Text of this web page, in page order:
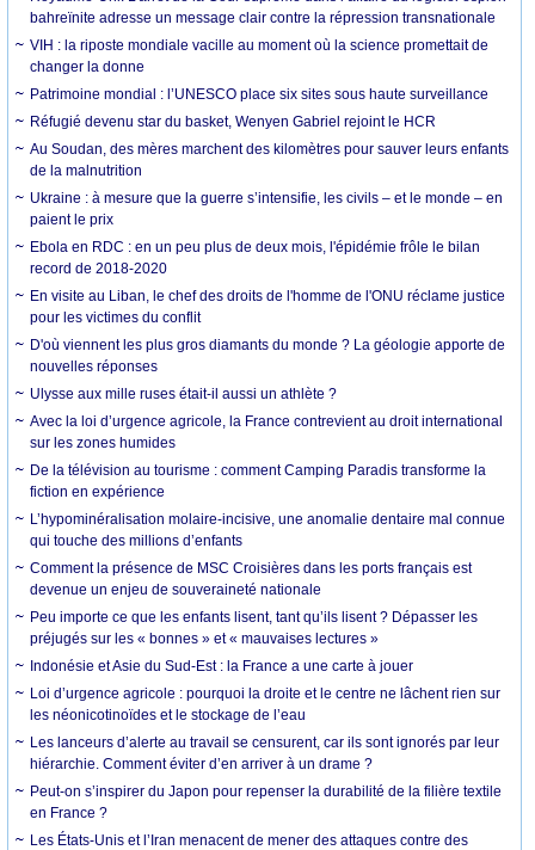
bahreïnite adresse un message clair contre la répression transnationale
VIH : la riposte mondiale vacille au moment où la science promettait de
changer la donne
Patrimoine mondial : l’UNESCO place six sites sous haute surveillance
Réfugié devenu star du basket, Wenyen Gabriel rejoint le HCR
Au Soudan, des mères marchent des kilomètres pour sauver leurs enfants
de la malnutrition
Ukraine : à mesure que la guerre s’intensifie, les civils – et le monde – en
paient le prix
Ebola en RDC : en un peu plus de deux mois, l'épidémie frôle le bilan
record de 2018-2020
En visite au Liban, le chef des droits de l'homme de l'ONU réclame justice
pour les victimes du conflit
D'où viennent les plus gros diamants du monde ? La géologie apporte de
nouvelles réponses
Ulysse aux mille ruses était-il aussi un athlète ?
Avec la loi d’urgence agricole, la France contrevient au droit international
sur les zones humides
De la télévision au tourisme : comment Camping Paradis transforme la
fiction en expérience
L’hypominéralisation molaire-incisive, une anomalie dentaire mal connue
qui touche des millions d’enfants
Comment la présence de MSC Croisières dans les ports français est
devenue un enjeu de souveraineté nationale
Peu importe ce que les enfants lisent, tant qu’ils lisent ? Dépasser les
préjugés sur les « bonnes » et « mauvaises lectures »
Indonésie et Asie du Sud-Est : la France a une carte à jouer
Loi d’urgence agricole : pourquoi la droite et le centre ne lâchent rien sur
les néonicotinoïdes et le stockage de l’eau
Les lanceurs d’alerte au travail se censurent, car ils sont ignorés par leur
hiérarchie. Comment éviter d’en arriver à un drame ?
Peut-on s’inspirer du Japon pour repenser la durabilité de la filière textile
en France ?
Les États-Unis et l’Iran menacent de mener des attaques contre des